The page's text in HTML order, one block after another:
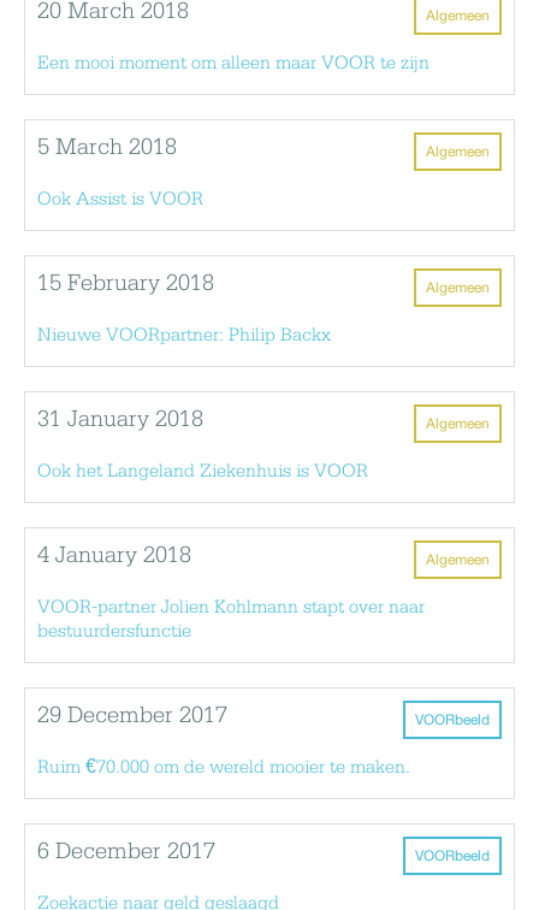
Algemeen
20 March 2018
Een mooi moment om alleen maar VOOR te zijn
Algemeen
5 March 2018
Ook Assist is VOOR
Algemeen
15 February 2018
Nieuwe VOORpartner: Philip Backx
Algemeen
31 January 2018
Ook het Langeland Ziekenhuis is VOOR
Algemeen
4 January 2018
VOOR-partner Jolien Kohlmann stapt over naar
bestuurdersfunctie
VOORbeeld
29 December 2017
Ruim €70.000 om de wereld mooier te maken.
VOORbeeld
6 December 2017
Zoekactie naar geld geslaagd